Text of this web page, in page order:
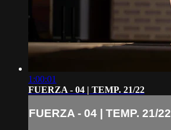
1:00:01
FUERZA - 04 | TEMP. 21/22
FUERZA - 04 | TEMP. 21/22